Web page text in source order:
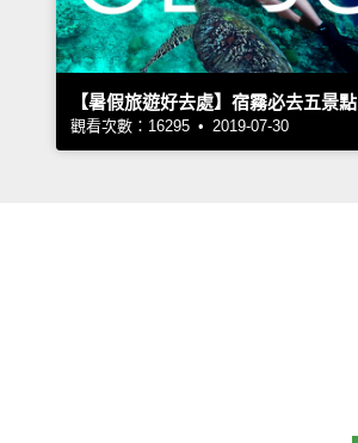
【暑假旅遊好去處】宿霧必去五景點
觀看次數：16295 • 2019-07-30